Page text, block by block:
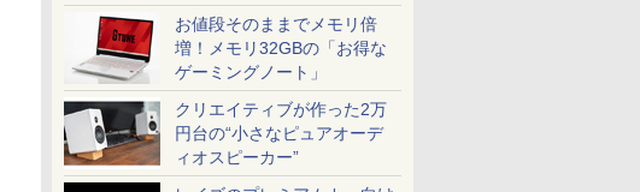
お値段そのままでメモリ倍
増！メモリ32GBの「お得な
ゲーミングノート」
クリエイティブが作った2万
円台の“小さなピュアオーデ
ィオスピーカー”